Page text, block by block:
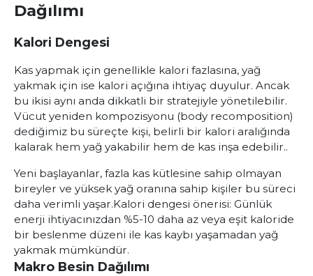
Dağılımı
Kalori Dengesi
Kas yapmak için genellikle kalori fazlasına, yağ
yakmak için ise kalori açığına ihtiyaç duyulur. Ancak
bu ikisi aynı anda dikkatli bir stratejiyle yönetilebilir.
Vücut yeniden kompozisyonu (body recomposition)
dediğimiz bu süreçte kişi, belirli bir kalori aralığında
kalarak hem yağ yakabilir hem de kas inşa edebilir..
Yeni başlayanlar, fazla kas kütlesine sahip olmayan
bireyler ve yüksek yağ oranına sahip kişiler bu süreci
daha verimli yaşar.Kalori dengesi önerisi: Günlük
enerji ihtiyacınızdan %5-10 daha az veya eşit kaloride
bir beslenme düzeni ile kas kaybı yaşamadan yağ
yakmak mümkündür.
Makro Besin Dağılımı